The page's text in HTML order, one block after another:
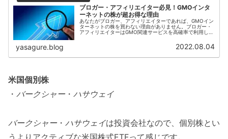
ブロガー・アフィリエイター必見！GMOインタ
ーネットの株が超お得な理由
あなたがブロガー、アフィリエイターであれば、GMOイン
ターネットの株を買わない理由がありません。ブロガー・
アフィリエイターはGMO関連サービスを高確率で利用して
yasagure.blog 2022.08.04
米国個別株
・ バークシャー・ ハサウェイ
バークシャー・ ハサウェイは投資会社なので、個別株とい
うよりアクティブな米国株式ETFって感じです。